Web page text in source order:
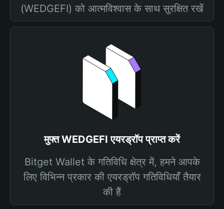
(WEDGEFI) को आत्मविश्वास के साथ सुरक्षित रखें
मुफ्त WEDGEFI एयरड्रॉप प्राप्त करें
Bitget Wallet के गतिविधि क्षेत्र में, हमने आपके
लिए विभिन्न प्रकार की एयरड्रॉप गतिविधियाँ तैयार
की हैं